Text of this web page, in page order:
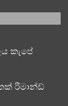
කැපේ
රිමාන්ඩ්